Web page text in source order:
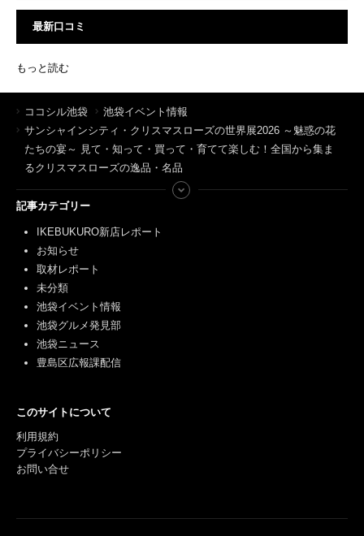
最新口コミ
もっと読む
ココシル池袋
池袋イベント情報
サンシャインシティ・クリスマスローズの世界展2026 ～魅惑の花
たちの宴～ 見て・知って・買って・育てて楽しむ！全国から集ま
るクリスマスローズの逸品・名品
記事カテゴリー
IKEBUKURO新店レポート
お知らせ
取材レポート
未分類
池袋イベント情報
池袋グルメ発見部
池袋ニュース
豊島区広報課配信
このサイトについて
利用規約
プライバシーポリシー
お問い合せ